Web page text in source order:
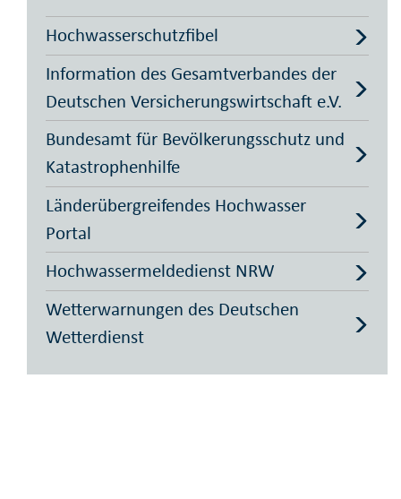
Hochwasserschutz­fibel
Information des Gesamtverbandes der
Deutschen Versicherungs­wirtschaft e.V.
Bundesamt für Bevölkerungsschutz und
Katastrophenhilfe
Länderübergreifendes Hochwasser
Portal
Hochwassermelde­dienst NRW
Wetterwarnungen des Deutschen
Wetterdienst